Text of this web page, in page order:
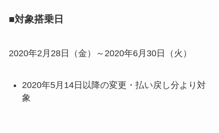
■対象搭乗日
2020年2月28日（金）～2020年6月30日（火）
2020年5月14日以降の変更・払い戻し分より対
象